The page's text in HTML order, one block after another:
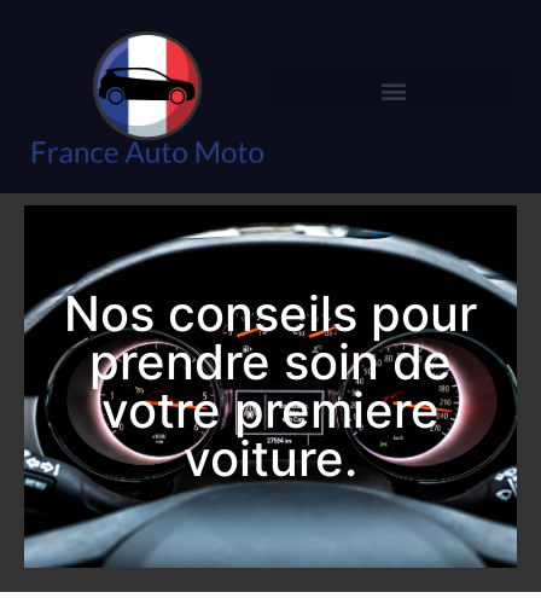
Nos conseils pour
prendre soin de
votre premiere
voiture.